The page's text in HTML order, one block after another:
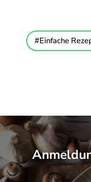
Einfache